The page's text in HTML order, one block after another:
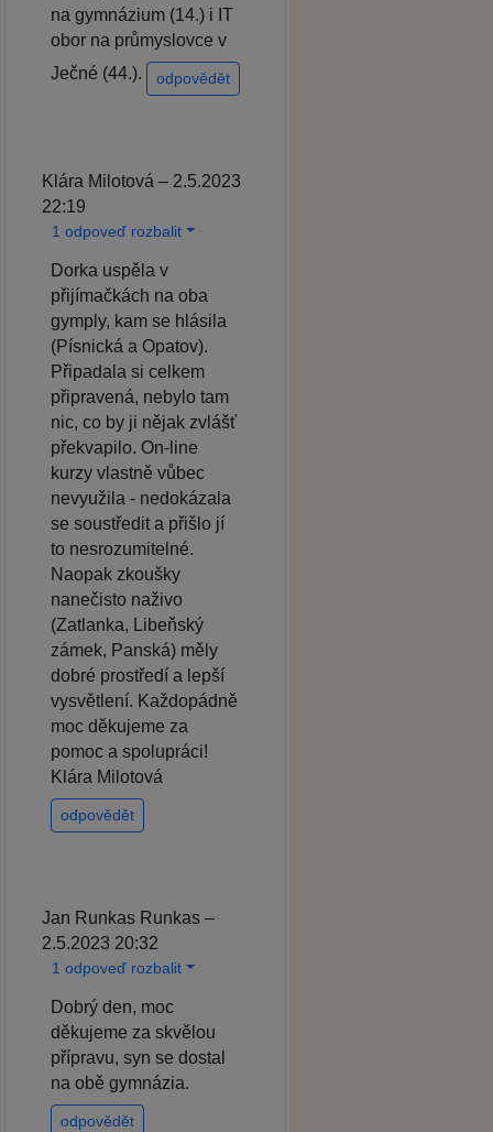
na gymnázium (14.) i IT
obor na průmyslovce v
Ječné (44.).
odpovědět
Klára Milotová – 2.5.2023
22:19
1 odpoveď rozbalit
Dorka uspěla v
přijímačkách na oba
gymply, kam se hlásila
(Písnická a Opatov).
Připadala si celkem
připravená, nebylo tam
nic, co by ji nějak zvlášť
překvapilo. On-line
kurzy vlastně vůbec
nevyužila - nedokázala
se soustředit a přišlo jí
to nesrozumitelné.
Naopak zkoušky
nanečisto naživo
(Zatlanka, Libeňský
zámek, Panská) měly
dobré prostředí a lepší
vysvětlení. Každopádně
moc děkujeme za
pomoc a spolupráci!
Klára Milotová
odpovědět
Jan Runkas Runkas –
2.5.2023 20:32
1 odpoveď rozbalit
Dobrý den, moc
děkujeme za skvělou
přípravu, syn se dostal
na obě gymnázia.
odpovědět